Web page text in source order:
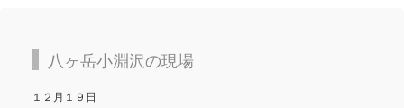
八ヶ岳小淵沢の現場
１２月１９日